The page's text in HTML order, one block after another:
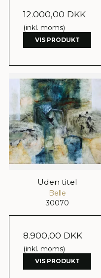
12.000,00 DKK
(inkl. moms)
VIS PRODUKT
Uden titel
Belle
30070
8.900,00 DKK
(inkl. moms)
VIS PRODUKT